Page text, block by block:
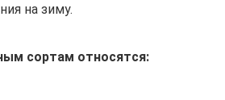
на зиму.
сортам относятся: